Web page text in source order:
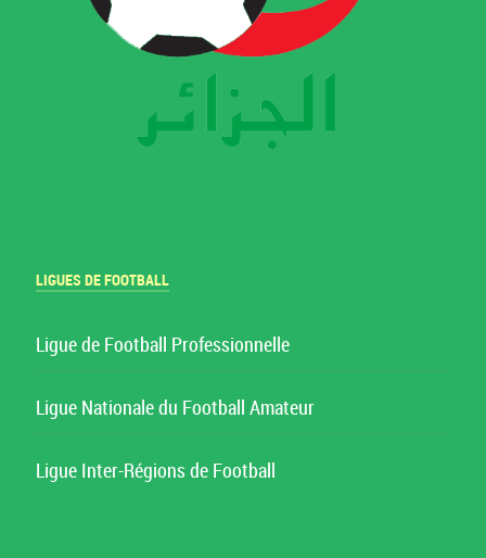
LIGUES DE FOOTBALL
Ligue de Football Professionnelle
Ligue Nationale du Football Amateur
Ligue Inter-Régions de Football